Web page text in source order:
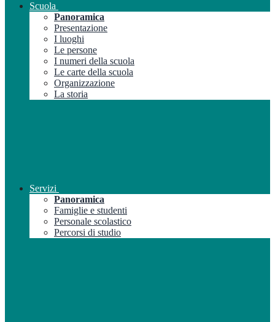
Scuola
Panoramica
Presentazione
I luoghi
Le persone
I numeri della scuola
Le carte della scuola
Organizzazione
La storia
Servizi
Panoramica
Famiglie e studenti
Personale scolastico
Percorsi di studio